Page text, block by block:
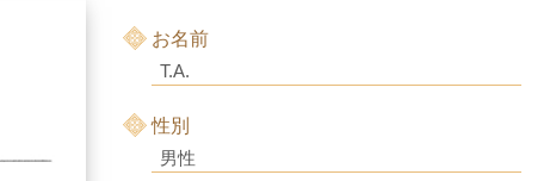
お名前
T.A.
性別
男性